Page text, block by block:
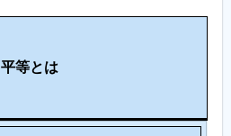
平等とは